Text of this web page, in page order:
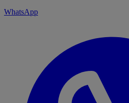
WhatsApp